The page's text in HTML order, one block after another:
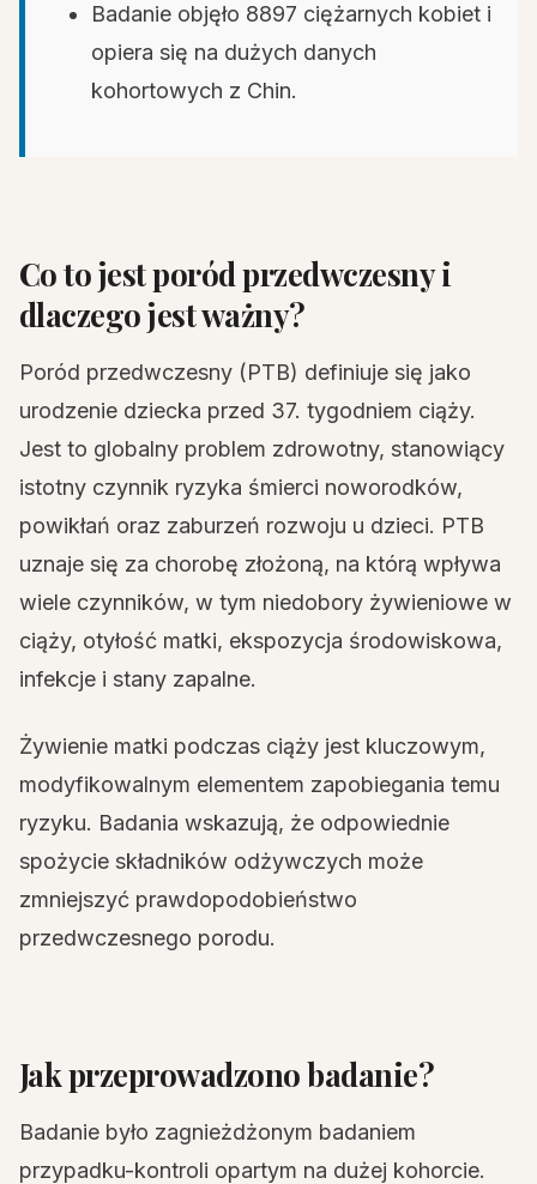
Badanie objęło 8897 ciężarnych kobiet i
opiera się na dużych danych
kohortowych z Chin.
Co to jest poród przedwczesny i
dlaczego jest ważny?
Poród przedwczesny (PTB) definiuje się jako
urodzenie dziecka przed 37. tygodniem ciąży.
Jest to globalny problem zdrowotny, stanowiący
istotny czynnik ryzyka śmierci noworodków,
powikłań oraz zaburzeń rozwoju u dzieci. PTB
uznaje się za chorobę złożoną, na którą wpływa
wiele czynników, w tym niedobory żywieniowe w
ciąży, otyłość matki, ekspozycja środowiskowa,
infekcje i stany zapalne.
Żywienie matki podczas ciąży jest kluczowym,
modyfikowalnym elementem zapobiegania temu
ryzyku. Badania wskazują, że odpowiednie
spożycie składników odżywczych może
zmniejszyć prawdopodobieństwo
przedwczesnego porodu.
Jak przeprowadzono badanie?
Badanie było zagnieżdżonym badaniem
przypadku-kontroli opartym na dużej kohorcie.